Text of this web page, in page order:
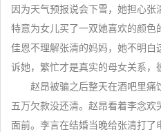
因为天气预报说会下雪，她担心
特意为女儿买了一双她喜欢的颜
佳恩不理解张清的妈妈，她不明
诉她，繁忙才是真实的母女关系，
赵昂被骗之后整天在酒吧里痛
五万欠款没还清。赵昂看着李念
面前。李言在结婚当晚给张清打